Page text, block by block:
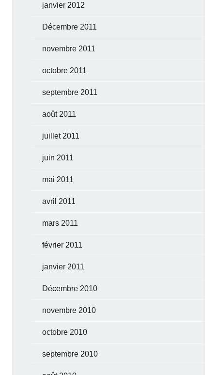
janvier 2012
Décembre 2011
novembre 2011
octobre 2011
septembre 2011
août 2011
juillet 2011
juin 2011
mai 2011
avril 2011
mars 2011
février 2011
janvier 2011
Décembre 2010
novembre 2010
octobre 2010
septembre 2010